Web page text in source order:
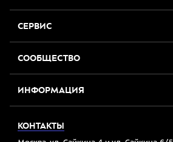
СЕРВИС
СООБЩЕСТВО
ИНФОРМАЦИЯ
КОНТАКТЫ